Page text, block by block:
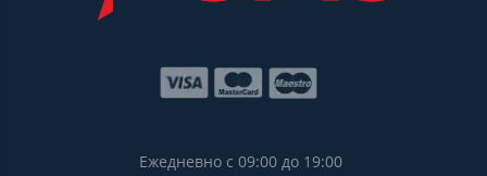
Ежедневно с 09:00 до 19:00